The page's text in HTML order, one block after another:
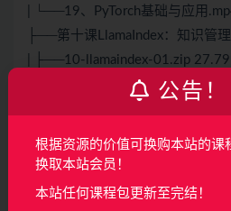
| └──19、PyTorch基础与应用
├──第十课LlamaIndex：知识管
| ├──10-llamaindex-01.zip
| ├──10-llamaindex-02.zip
| └──第十课LlamaIndex：知识管
公告！
根据资源的价值可换购本站的课
换取本站会员！
本站任何课程包更新至完结！